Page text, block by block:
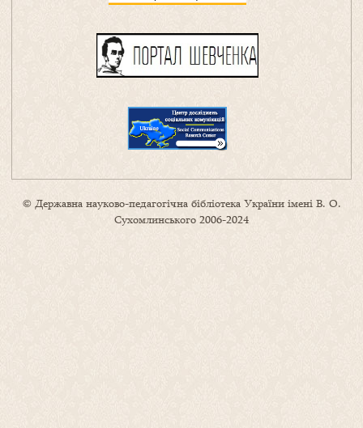
© Державна науково-педагогічна бібліотека України імені В. О.
Сухомлинського 2006-2024